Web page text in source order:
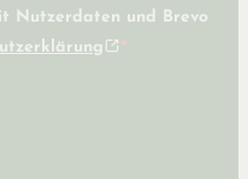
Nutzerdaten und Brevo